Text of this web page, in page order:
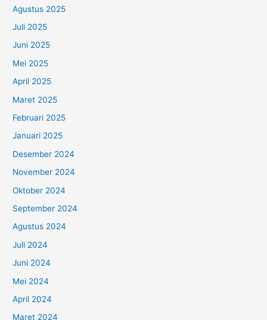
Agustus 2025
Juli 2025
Juni 2025
Mei 2025
April 2025
Maret 2025
Februari 2025
Januari 2025
Desember 2024
November 2024
Oktober 2024
September 2024
Agustus 2024
Juli 2024
Juni 2024
Mei 2024
April 2024
Maret 2024